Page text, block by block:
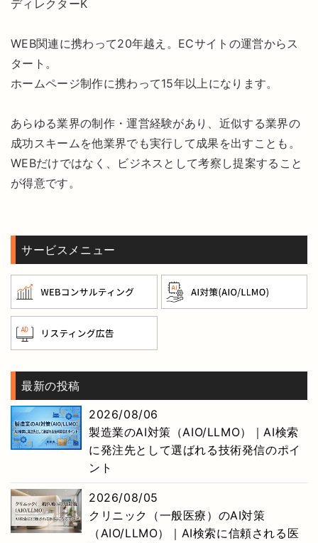
ディレクターK
WEB関連に携わって20年越え。ECサイトの運営からス
タート。
ホームページ制作に携わって15年以上になります。
あらゆる業界の制作・運営経験があり、近似する業界の
成功スキームを他業界でも実行して成果を出すことも。
WEBだけではなく、ビジネスとして考察し提案すること
が得意です。
サービスメニュー
最新の投稿
2026/08/06
製造業のAI対策（AIO/LLMO）｜AI検索
に発注先として選ばれる技術発信のポイ
ント
2026/08/05
クリニック（一般医療）のAI対策
（AIO/LLMO）｜AI検索に信頼される医